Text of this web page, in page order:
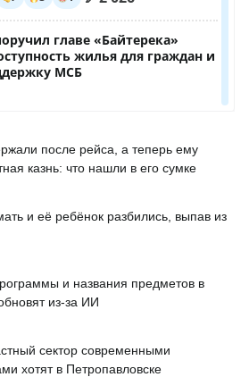
после рейса, а теперь ему
казнь: что нашли в его сумке
и её ребёнок разбились, выпав из
и названия предметов в
из-за ИИ
сектор современными
хотят в Петропавловске